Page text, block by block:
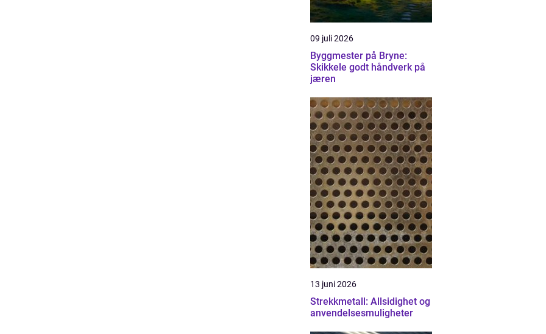
09 juli 2026
Byggmester på Bryne:
Skikkele godt håndverk på
jæren
13 juni 2026
Strekkmetall: Allsidighet og
anvendelsesmuligheter